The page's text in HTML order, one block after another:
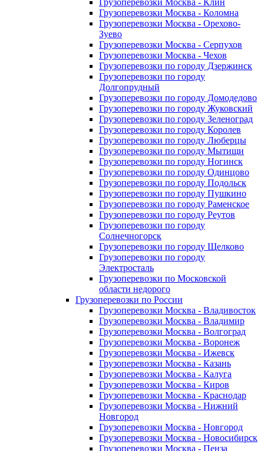
Грузоперевозки Москва - Клин
Грузоперевозки Москва - Коломна
Грузоперевозки Москва - Орехово-
Зуево
Грузоперевозки Москва - Серпухов
Грузоперевозки Москва - Чехов
Грузоперевозки по городу Дзержинск
Грузоперевозки по городу
Долгопрудный
Грузоперевозки по городу Домодедово
Грузоперевозки по городу Жуковский
Грузоперевозки по городу Зеленоград
Грузоперевозки по городу Королев
Грузоперевозки по городу Люберцы
Грузоперевозки по городу Мытищи
Грузоперевозки по городу Ногинск
Грузоперевозки по городу Одинцово
Грузоперевозки по городу Подольск
Грузоперевозки по городу Пушкино
Грузоперевозки по городу Раменское
Грузоперевозки по городу Реутов
Грузоперевозки по городу
Солнечногорск
Грузоперевозки по городу Щелково
Грузоперевозки по городу
Электросталь
Грузоперевозки по Московской
области недорого
Грузоперевозки по России
Грузоперевозки Москва - Владивосток
Грузоперевозки Москва - Владимир
Грузоперевозки Москва - Волгоград
Грузоперевозки Москва - Воронеж
Грузоперевозки Москва - Ижевск
Грузоперевозки Москва - Казань
Грузоперевозки Москва - Калуга
Грузоперевозки Москва - Киров
Грузоперевозки Москва - Краснодар
Грузоперевозки Москва - Нижний
Новгород
Грузоперевозки Москва - Новгород
Грузоперевозки Москва - Новосибирск
Грузоперевозки Москва - Пенза